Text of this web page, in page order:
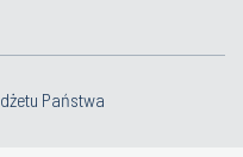
Państwa